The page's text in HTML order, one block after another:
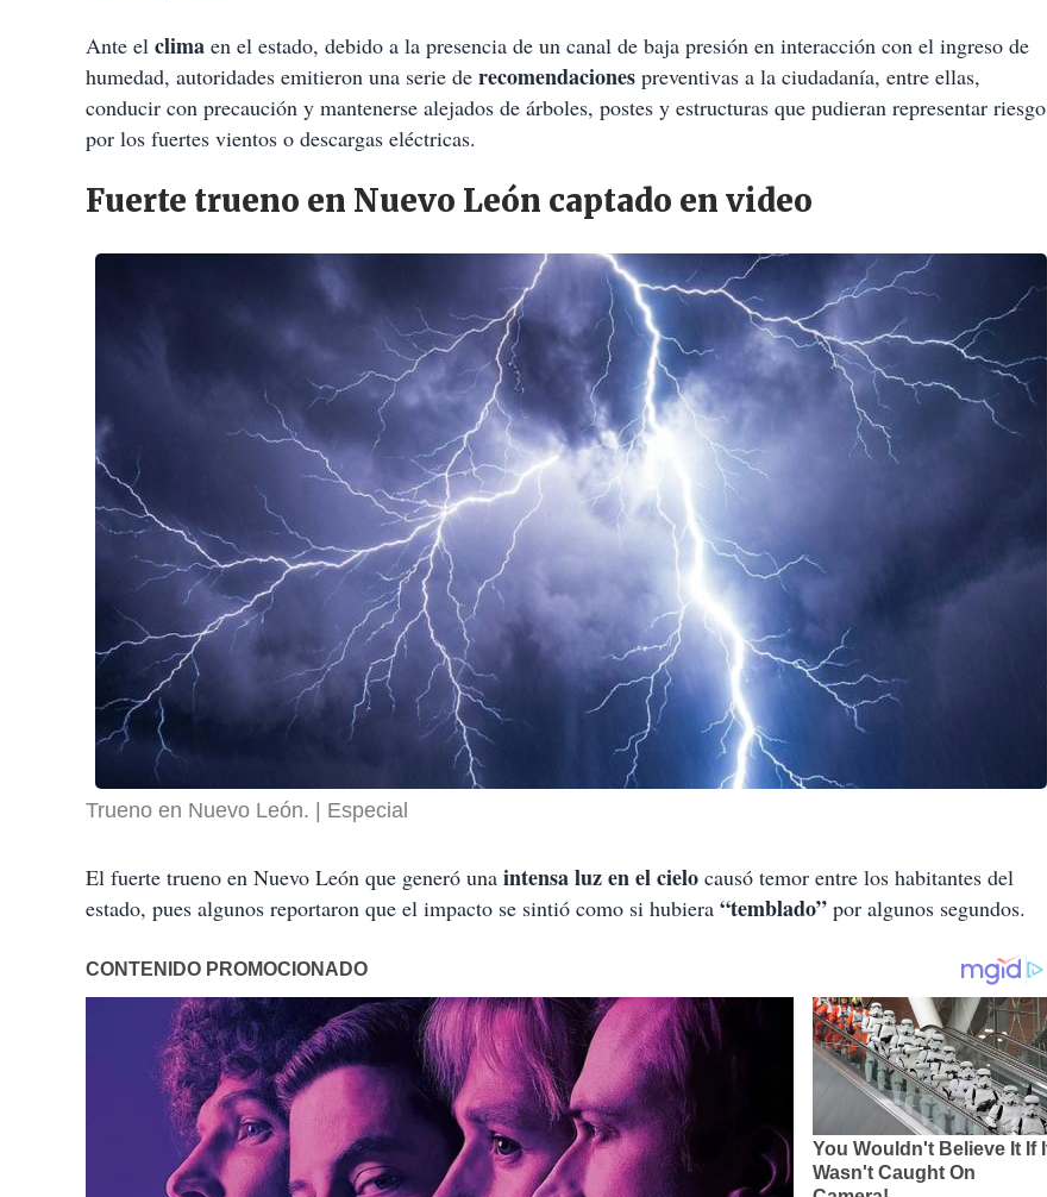
Ante el clima en el estado, debido a la presencia de un canal de baja presión en interacción con el ingreso de
humedad, autoridades emitieron una serie de recomendaciones preventivas a la ciudadanía, entre ellas,
conducir con precaución y mantenerse alejados de árboles, postes y estructuras que pudieran representar riesgo
por los fuertes vientos o descargas eléctricas.
Fuerte trueno en Nuevo León captado en video
Trueno en Nuevo León. Especial
El fuerte trueno en Nuevo León que generó una intensa luz en el cielo causó temor entre los habitantes del
estado, pues algunos reportaron que el impacto se sintió como si hubiera “temblado” por algunos segundos.